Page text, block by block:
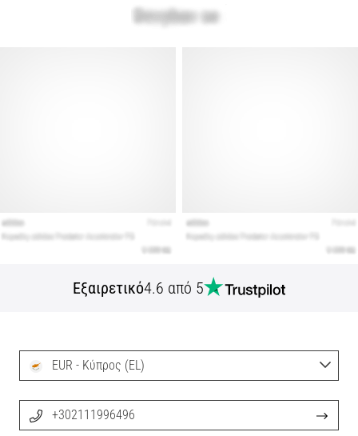
Εξαιρετικό4.6 από 5
EUR - Κύπρος (EL)
+302111996496